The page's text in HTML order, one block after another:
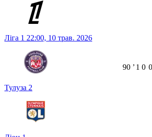
Ліга 1 22:00, 10 трав. 2026
Тулуза 2
90 ʼ 1 0 0